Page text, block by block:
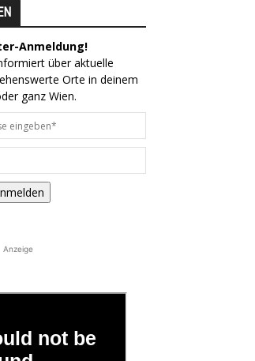
Anmeldung!
über aktuelle
Orte in deinem
ganz Wien.
Anzeige